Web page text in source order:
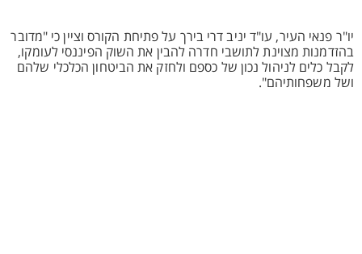
יו"ר פנאי העיר, עו"ד יניב דרי בירך על פתיחת הקורס וציין כי "מדובר
בהזדמנות מצוינת לתושבי חדרה להבין את השוק הפיננסי לעומקו,
לקבל כלים לניהול נכון של כספם ולחזק את הביטחון הכלכלי שלהם
ושל משפחותיהם".